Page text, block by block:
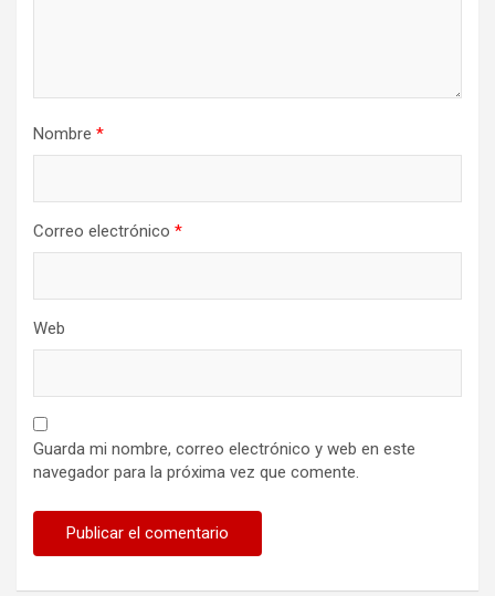
Nombre *
Correo electrónico *
Web
Guarda mi nombre, correo electrónico y web en este
navegador para la próxima vez que comente.